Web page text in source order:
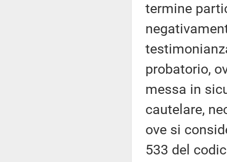
termine
probatorio,
messa in
cautelare,
ove si
533 del